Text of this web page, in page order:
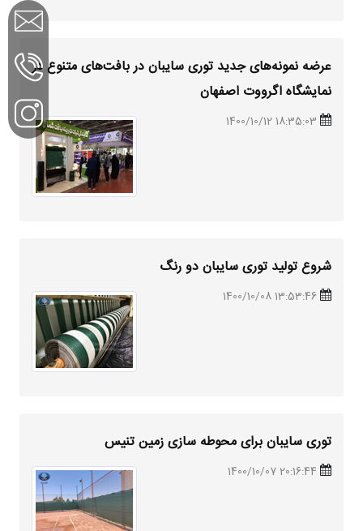
عرضه نمونه‌های جدید توری سایبان در بافت‌های متنوع در
نمایشگاه اگرووت اصفهان
18:35:03 1400/10/12
شروع تولید توری سایبان دو رنگ
13:53:46 1400/10/08
توری سایبان برای محوطه سازی زمین تنیس
20:16:44 1400/10/07